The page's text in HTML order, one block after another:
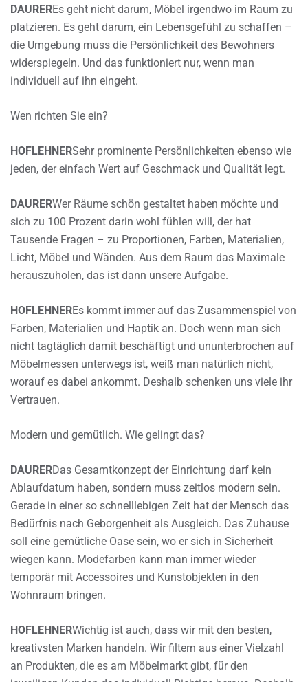
DAUREREs geht nicht darum, Möbel irgendwo im Raum zu
platzieren. Es geht darum, ein Lebensgefühl zu schaffen –
die Umgebung muss die Persönlichkeit des Bewohners
widerspiegeln. Und das funktioniert nur, wenn man
individuell auf ihn eingeht.
Wen richten Sie ein?
HOFLEHNERSehr prominente Persönlichkeiten ebenso wie
jeden, der einfach Wert auf Geschmack und Qualität legt.
DAURERWer Räume schön gestaltet haben möchte und
sich zu 100 Prozent darin wohl fühlen will, der hat
Tausende Fragen – zu Proportionen, Farben, Materialien,
Licht, Möbel und Wänden. Aus dem Raum das Maximale
herauszuholen, das ist dann unsere Aufgabe.
HOFLEHNEREs kommt immer auf das Zusammenspiel von
Farben, Materialien und Haptik an. Doch wenn man sich
nicht tagtäglich damit beschäftigt und ununterbrochen auf
Möbelmessen unterwegs ist, weiß man natürlich nicht,
worauf es dabei ankommt. Deshalb schenken uns viele ihr
Vertrauen.
Modern und gemütlich. Wie gelingt das?
DAURERDas Gesamtkonzept der Einrichtung darf kein
Ablaufdatum haben, sondern muss zeitlos modern sein.
Gerade in einer so schnelllebigen Zeit hat der Mensch das
Bedürfnis nach Geborgenheit als Ausgleich. Das Zuhause
soll eine gemütliche Oase sein, wo er sich in Sicherheit
wiegen kann. Modefarben kann man immer wieder
temporär mit Accessoires und Kunstobjekten in den
Wohnraum bringen.
HOFLEHNERWichtig ist auch, dass wir mit den besten,
kreativsten Marken handeln. Wir filtern aus einer Vielzahl
an Produkten, die es am Möbelmarkt gibt, für den